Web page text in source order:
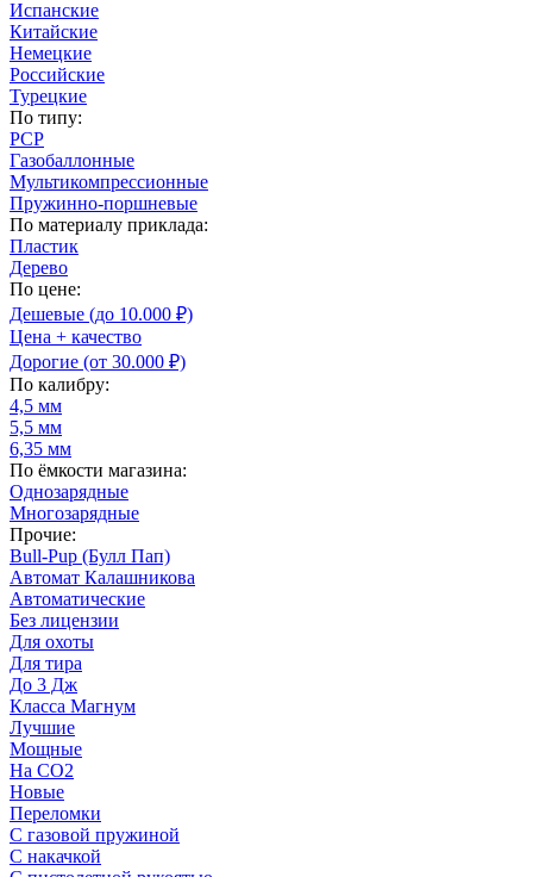
Испанские
Китайские
Немецкие
Российские
Турецкие
По типу:
PCP
Газобаллонные
Мультикомпрессионные
Пружинно-поршневые
По материалу приклада:
Пластик
Дерево
По цене:
Дешевые (до 10.000 ₽)
Цена + качество
Дорогие (от 30.000 ₽)
По калибру:
4,5 мм
5,5 мм
6,35 мм
По ёмкости магазина:
Однозарядные
Многозарядные
Прочие:
Bull-Pup (Булл Пап)
Автомат Калашникова
Автоматические
Без лицензии
Для охоты
Для тира
До 3 Дж
Класса Магнум
Лучшие
Мощные
На CO2
Новые
Переломки
С газовой пружиной
С накачкой